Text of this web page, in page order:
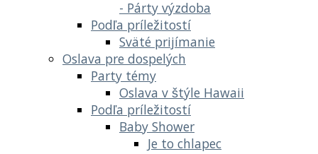
- Párty výzdoba
Podľa príležitostí
Sväté prijímanie
Oslava pre dospelých
Party témy
Oslava v štýle Hawaii
Podľa príležitostí
Baby Shower
Je to chlapec